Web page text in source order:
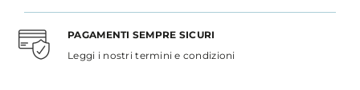
PAGAMENTI SEMPRE SICURI
Leggi i nostri termini e condizioni